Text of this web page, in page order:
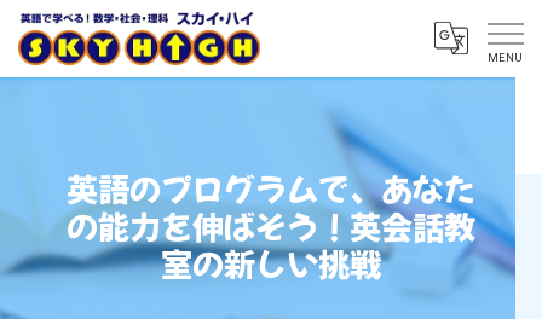
英語のプログラムで、あなた
の能力を伸ばそう！英会話教
室の新しい挑戦